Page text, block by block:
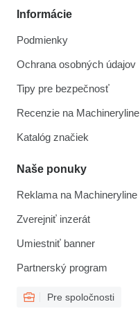
Informácie
Podmienky
Ochrana osobných údajov
Tipy pre bezpečnosť
Recenzie na Machineryline
Katalóg značiek
Naše ponuky
Reklama na Machineryline
Zverejniť inzerát
Umiestniť banner
Partnerský program
Pre spoločnosti